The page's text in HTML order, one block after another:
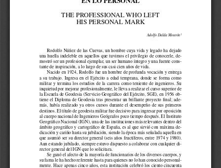
THE PROFESSIONAL WHO LEFT
HIS PERSONAL MARK
Adolfo Dalda Mourón 1
Rodolfo Núñez de las Cuevas, un hombre cuya vida y legado ha dejado
una huella indeleble en aquellos que tuvimos el privilegio de conocerle, de-
mostró ser un profesional ejemplar, un ser humano íntegro y una fuente cons-
tante de inspiración, a lo largo de sus casi cien años de vida.
Nacido en 1924, Rodolfo fue un hombre de profunda vocación y entrega
a  su  trabajo.  Ingresa  en  el  Ejército  a  edad  temprana,  donde  se  forma  como
militar  y  termina  los  estudios  de  la  carrera  como  teniente  de  ingenieros.  Su
inquietud por mejorar profesionalmente, le lleva a realizar el curso superior de
la Escuela de Geodesia (Servicio Geográfco del Ejército, SGE), en 1956 ob-
tiene el Diploma de Geodesia tras presentar un brillante proyecto fnal; ade-
más,  había  realizado  ya  otros  cursos  durante  el  desempeño  de  sus  primeros
destinos. El título de geodesta militar fue decisivo para ingresar por oposición
al cuerpo nacional de Ingenieros Geógrafos poco tiempo después. El Instituto
Geográfco Nacional (IGN), una de las instituciones más relevantes dentro del
ámbito geográfco y cartográfco de España, es al que sirvió con máxima de-
dicación y cariño hasta su jubilación, siendo la época más señalada aquella en
que asumió ser su director general (seis años fructíferos, entre 1974 y 1980).
Aun estando jubilado, siempre estuvo dispuesto a colaborar con cualquier di-
rector general del IGN que lo solicitara.
Se ganó el afecto de la mayoría de funcionarios de los diversos cuerpos, y
su fama le ha hecho referente hasta para quienes no lo han conocido personal-
mente. Hace apenas cinco años, esta institución celebró los ciento cincuenta